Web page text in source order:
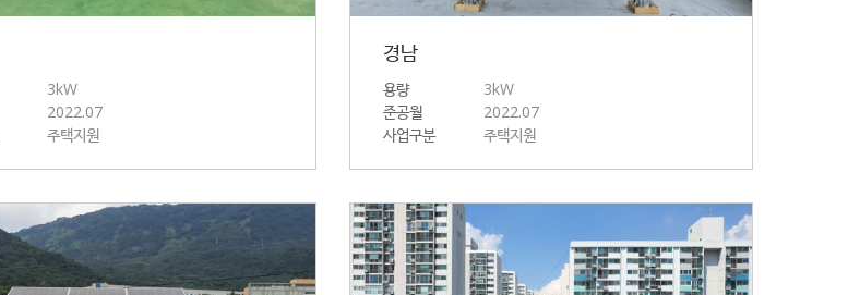
3kW
2022.07
주택지원
경남
용량
3kW
준공월
2022.07
사업구분
주택지원